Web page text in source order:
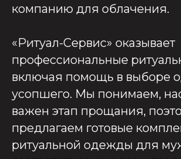
компанию для облачения.
«Ритуал-Сервис» оказывает
профессиональные
включая помощь в выборе
усопшего. Мы понимаем,
важен этап прощания,
предлагаем готовые
ритуальной одежды для